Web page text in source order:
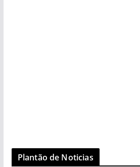
Plantão de Noticias